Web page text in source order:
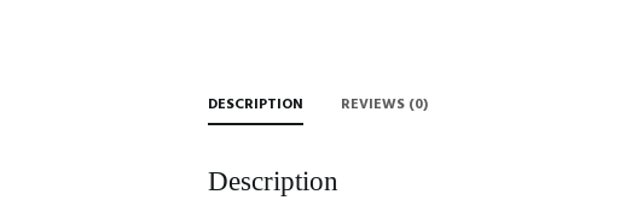
DESCRIPTION REVIEWS (0)
Description